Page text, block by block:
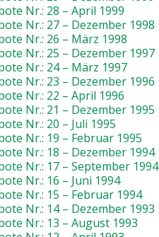
Nr.: 28 – April 1999
Nr.: 27 – Dezember 1998
Nr.: 26 – März 1998
Nr.: 25 – Dezember 1997
Nr.: 24 – März 1997
Nr.: 23 – Dezember 1996
Nr.: 22 – April 1996
Nr.: 21 – Dezember 1995
Nr.: 20 – Juli 1995
Nr.: 19 – Februar 1995
Nr.: 18 – Dezember 1994
Nr.: 17 – September 1994
Nr.: 16 – Juni 1994
Nr.: 15 – Februar 1994
Nr.: 14 – Dezember 1993
Nr.: 13 – August 1993